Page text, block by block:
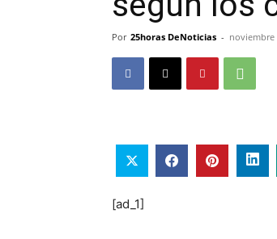
Por 25horas DeNoticias - noviembre
[ad_1]